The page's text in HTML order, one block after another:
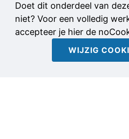
Doet dit onderdeel van
niet? Voor een volledig
accepteer je hier de
WIJZIG